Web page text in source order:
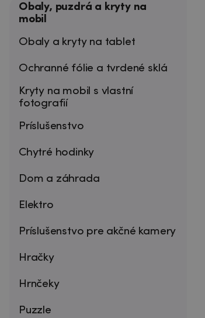
Obaly, puzdrá a kryty na
mobil
Obaly a kryty na tablet
Ochranné fólie a tvrdené sklá
Kryty na mobil s vlastní
fotografií
Príslušenstvo
Chytré hodinky
Dom a záhrada
Elektro
Príslušenstvo pre akčné kamery
Hračky
Hrnčeky
Puzzle